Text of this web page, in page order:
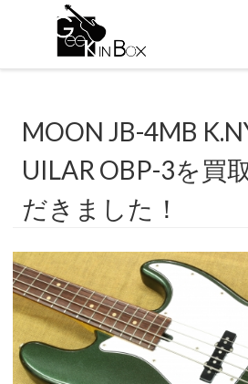
MOON JB-4MB
UILAR OBP-3を買
だきました！